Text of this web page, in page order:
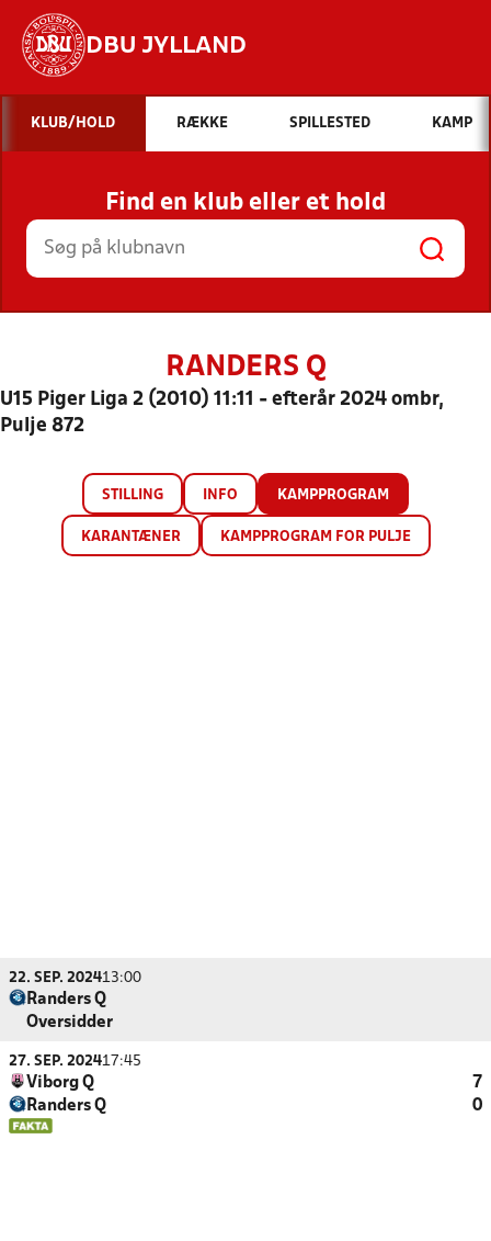
DBU JYLLAND
Hvad vil du søge efter?
INDHOLD OG NYHEDER
STILLINGER, RESULTATER, KLUBBER OG
HOLD
KLUB/HOLD RÆKKE SPILLESTED KAMP
Find en klub eller et hold
RANDERS Q
U15 Piger Liga 2 (2010) 11:11 - efterår 2024 ombr,
Pulje 872
STILLING INFO KAMPPROGRAM
KARANTÆNER KAMPPROGRAM FOR PULJE
22. SEP. 202413:00
Randers Q
Oversidder
27. SEP. 202417:45
Viborg Q
7
Randers Q
0